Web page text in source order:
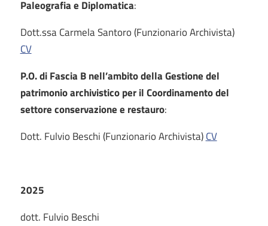
Paleografia e Diplomatica:
Dott.ssa Carmela Santoro (Funzionario Archivista)
CV
P.O. di Fascia B nell’ambito della Gestione del
patrimonio archivistico per il Coordinamento del
settore conservazione e restauro:
Dott. Fulvio Beschi (Funzionario Archivista)CV
2025
dott. Fulvio Beschi